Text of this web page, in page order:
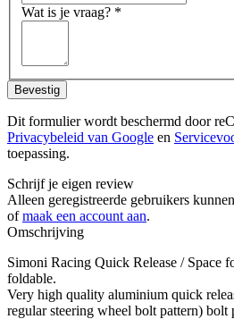
Wat is je vraag? *
Bevestig
Dit formulier wordt beschermd door
Privacybeleid van Google en
toepassing.
Schrijf je eigen review
Alleen geregistreerde gebruikers
ofmaak een account aan.
Omschrijving
Simoni Racing Quick Release / Space
foldable.
Very high quality aluminium quick
regular steering wheel bolt pattern) bolt